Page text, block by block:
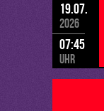
19.07.
2026
07:45
Uhr